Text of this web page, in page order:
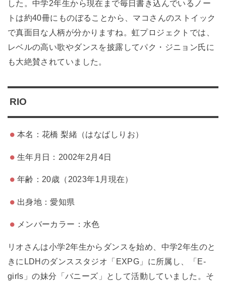
した。中学2年生から現在まで毎日書き込んでいるノー
トは約40冊にものぼることから、マコさんのストイック
で真面目な人柄が分かりますね。虹プロジェクトでは、
レベルの高い歌やダンスを披露してパク・ジニョン氏に
も大絶賛されていました。
RIO
本名：花橋 梨緒（はなばしりお）
生年月日：2002年2月4日
年齢：20歳（2023年1月現在）
出身地：愛知県
メンバーカラー：水色
リオさんは小学2年生からダンスを始め、中学2年生のと
きにLDHのダンススタジオ「EXPG」に所属し、「E-
girls」の妹分「バニーズ」として活動していました。そ